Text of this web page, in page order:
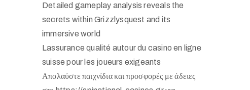
Detailed gameplay analysis reveals the
secrets within Grizzlysquest and its
immersive world
Lassurance qualité autour du casino en ligne
suisse pour les joueurs exigeants
Απολαύστε παιχνίδια και προσφορές με άδειες